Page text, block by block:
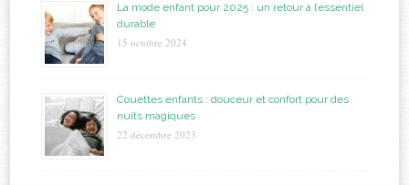
La mode enfant pour 2025 : un retour à l’essentiel
durable
15 octobre 2024
Couettes enfants : douceur et confort pour des
nuits magiques
22 décembre 2023